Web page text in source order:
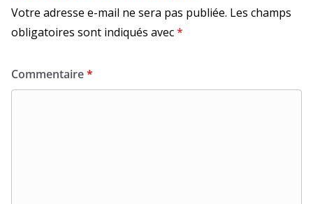
Votre adresse e-mail ne sera pas publiée. Les champs
obligatoires sont indiqués avec*
Commentaire*